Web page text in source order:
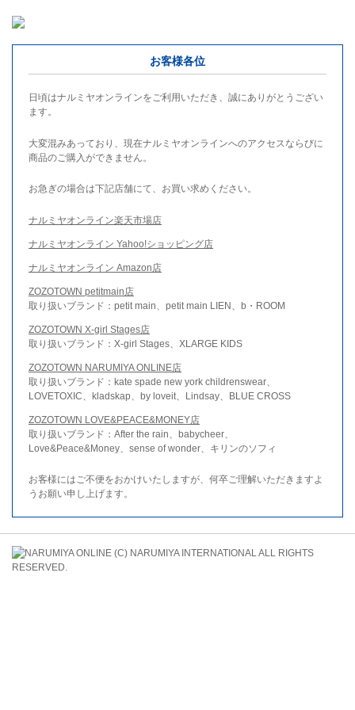
お客様各位
日頃はナルミヤオンラインをご利用いただき、誠にありがとうござい
ます。
大変混みあっており、現在ナルミヤオンラインへのアクセスならびに
商品のご購入ができません。
お急ぎの場合は下記店舗にて、お買い求めください。
ナルミヤオンライン楽天市場店
ナルミヤオンライン Yahoo!ショッピング店
ナルミヤオンライン Amazon店
ZOZOTOWN petitmain店
取り扱いブランド：petit main、petit main LIEN、b・ROOM
ZOZOTOWN X-girl Stages店
取り扱いブランド：X-girl Stages、XLARGE KIDS
ZOZOTOWN NARUMIYA ONLINE店
取り扱いブランド：kate spade new york childrenswear、
LOVETOXIC、kladskap、by loveit、Lindsay、BLUE CROSS
ZOZOTOWN LOVE&PEACE&MONEY店
取り扱いブランド：After the rain、babycheer、
Love&Peace&Money、sense of wonder、キリンのソフィ
お客様にはご不便をおかけいたしますが、何卒ご理解いただきますよ
うお願い申し上げます。